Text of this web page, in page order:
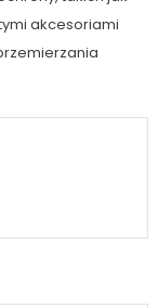
akcesoriami